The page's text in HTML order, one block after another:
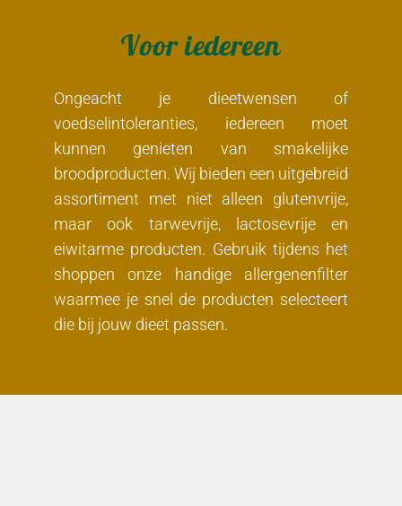
Voor iedereen
Ongeacht je dieetwensen of
voedselintoleranties, iedereen moet
kunnen genieten van smakelijke
broodproducten. Wij bieden een uitgebreid
assortiment met niet alleen glutenvrije,
maar ook tarwevrije, lactosevrije en
eiwitarme producten. Gebruik tijdens het
shoppen onze handige allergenenfilter
waarmee je snel de producten selecteert
die bij jouw dieet passen.